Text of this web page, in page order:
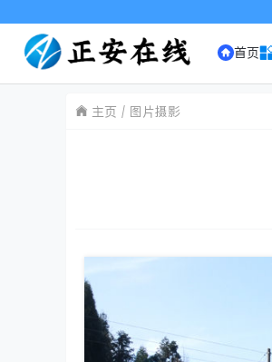
首页
主页 图片摄影